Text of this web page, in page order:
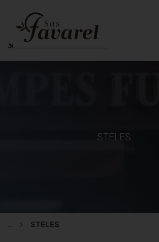
STELES
... STELES